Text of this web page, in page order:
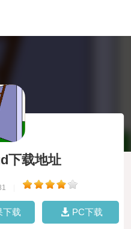
下载地址
下载 PC下载